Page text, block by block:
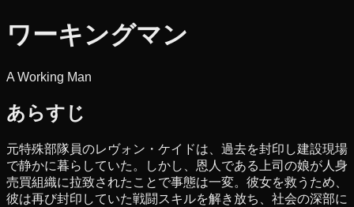
ワーキングマン
A Working Man
あらすじ
元特殊部隊員のレヴォン・ケイドは、過去を封印し建設現場
で静かに暮らしていた。しかし、恩人である上司の娘が人身
売買組織に拉致されたことで事態は一変。彼女を救うため、
彼は再び封印していた戦闘スキルを解き放ち、社会の深部に